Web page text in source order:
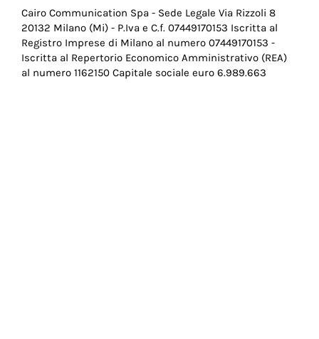
Menu
Pie
di
pagina
Cairo Communication Spa - Sede Legale Via Rizzoli 8
20132 Milano (Mi) - P.Iva e C.f. 07449170153 Iscritta al
Registro Imprese di Milano al numero 07449170153 -
Iscritta al Repertorio Economico Amministrativo (REA)
al numero 1162150 Capitale sociale euro 6.989.663